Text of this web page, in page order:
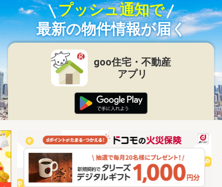
プッシュ通知で
最新の物件情報が届く
goo住宅・不動産
アプリ